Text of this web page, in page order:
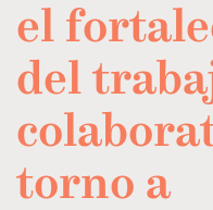
el
del
torno a